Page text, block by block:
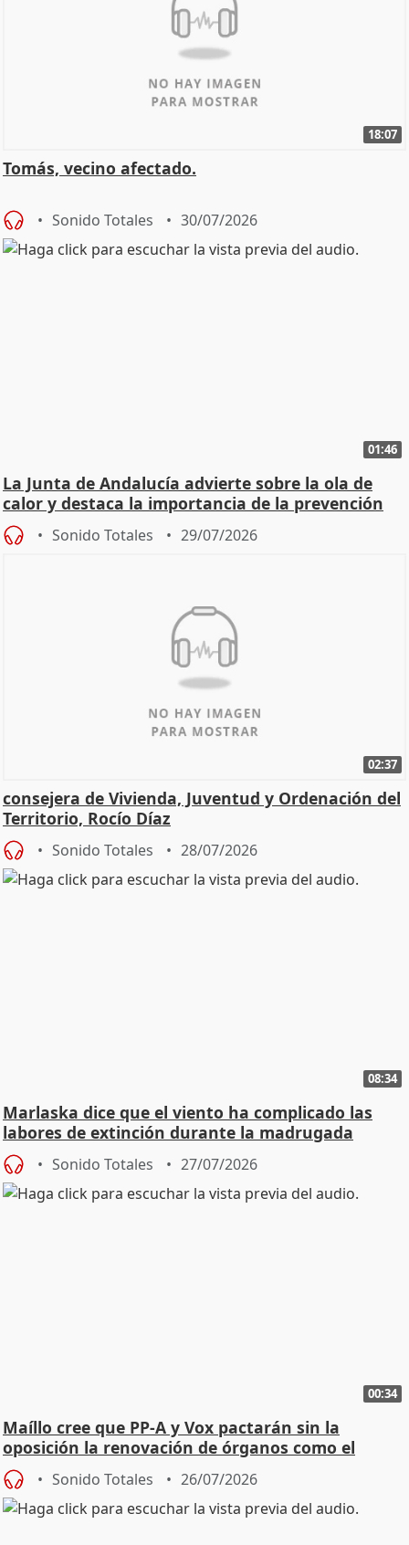
18:07
Tomás, vecino afectado.
Sonido Totales 30/07/2026
01:46
La Junta de Andalucía advierte sobre la ola de
calor y destaca la importancia de la prevención
Sonido Totales 29/07/2026
02:37
consejera de Vivienda, Juventud y Ordenación del
Territorio, Rocío Díaz
Sonido Totales 28/07/2026
08:34
Marlaska dice que el viento ha complicado las
labores de extinción durante la madrugada
Sonido Totales 27/07/2026
00:34
Maíllo cree que PP-A y Vox pactarán sin la
oposición la renovación de órganos como el
Defensor
Sonido Totales 26/07/2026